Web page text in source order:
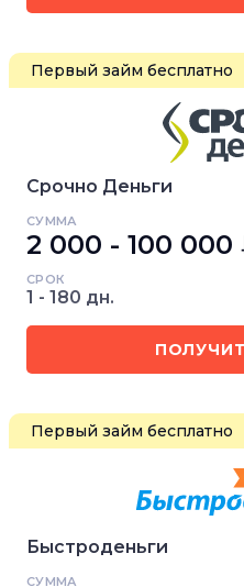
Первый займ бесплатно
Срочно Деньги
СУММА
2 000 - 100 000
СРОК
1 - 180 дн.
Первый займ бесплатно
Быстроденьги
СУММА